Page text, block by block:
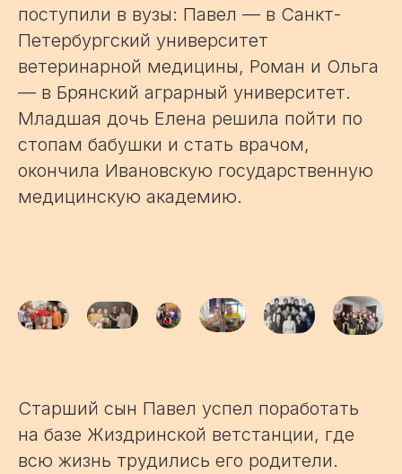
поступили в вузы: Павел — в Санкт-
Петербургский университет
ветеринарной медицины, Роман и Ольга
— в Брянский аграрный университет.
Младшая дочь Елена решила пойти по
стопам бабушки и стать врачом,
окончила Ивановскую государственную
медицинскую академию.
Старший сын Павел успел поработать
на базе Жиздринской ветстанции, где
всю жизнь трудились его родители.